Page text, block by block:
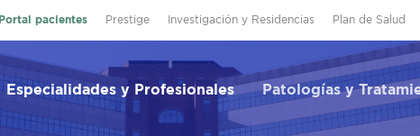
Portal pacientes Prestige Investigación y Residencias Plan de Salud
Especialidades y Profesionales Patologías y